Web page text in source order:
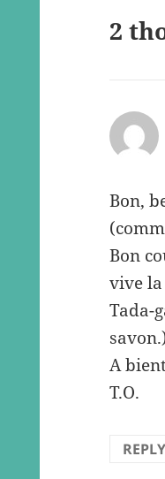
2
Bon,
Bon
vive
Tada-
A
T.O.
REPLY